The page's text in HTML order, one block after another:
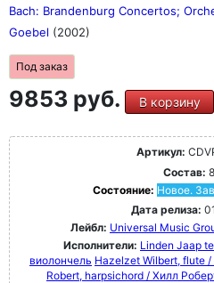
Bach: Brandenburg Concertos;
Goebel (2002)
Под заказ
9853 руб. В корзину
Артикул:
Состав:
Состояние: Новое.
Дата релиза:
Лейбл: Universal Music
Исполнители: Linden Jaap
виолончель Hazelzet Wilbert, flute /
Robert, harpsichord / Хилл